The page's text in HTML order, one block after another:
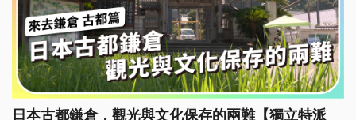
日本古都鎌倉，觀光與文化保存的兩難【獨立特派